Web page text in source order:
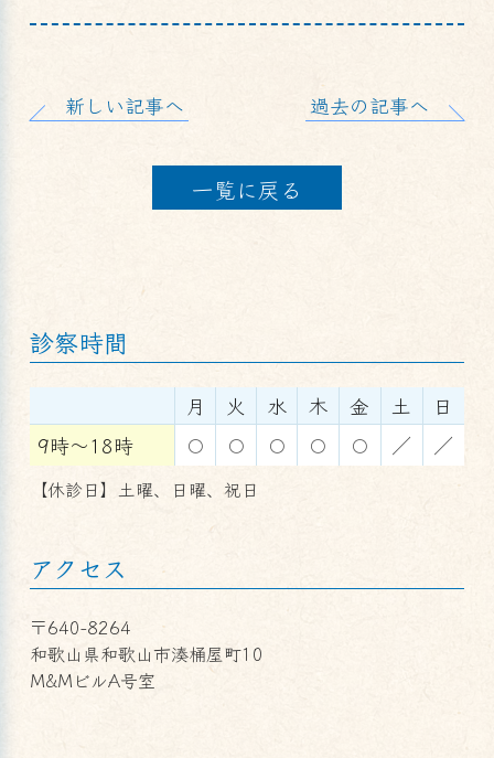
新しい記事へ
一覧に戻る
過去の記事へ
診察時間
月 火 水 木 金 土
日
9時～18時
〇 〇 〇 〇 〇 ／ ／
【休診日】土曜、日曜、祝日
アクセス
〒640-8264
和歌山県和歌山市湊桶屋町10
M&MビルA号室